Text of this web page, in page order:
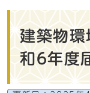
建築物
和6年度